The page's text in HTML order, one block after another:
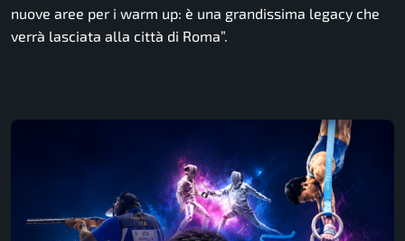
nuove aree per i warm up: è una grandissima legacy che
verrà lasciata alla città di Roma”.